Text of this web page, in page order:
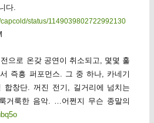
다.
capcold/status/1149039802722992130
으로 온갖 공연이 취소되고, 몇몇 훌
즉흥 퍼포먼스. 그 중 하나, 카네기
합창단. 꺼진 전기, 길거리에 넘치는
거룩한 음악. …어쩐지 무슨 종말의